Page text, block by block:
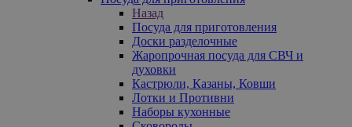
Назад
Посуда для приготовления
Доски разделочные
Жаропрочная посуда для СВЧ и
духовки
Кастрюли, Казаны, Ковши
Лотки и Противни
Наборы кухонные